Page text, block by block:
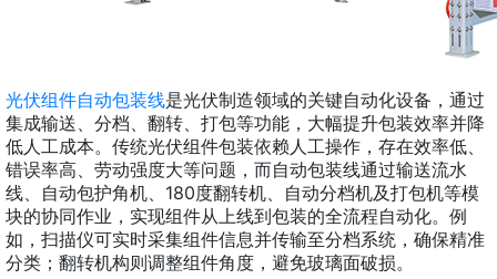
光伏组件自动包装线是光伏制造领域的关键自动化设备，通过
集成输送、分档、翻转、打包等功能，大幅提升包装效率并降
低人工成本。传统光伏组件包装依赖人工操作，存在效率低、
错误率高、劳动强度大等问题，而自动包装线通过输送流水
线、自动包护角机、180度翻转机、自动分档机及打包机等模
块的协同作业，实现组件从上线到包装的全流程自动化。例
如，扫描仪可实时采集组件信息并传输至分档系统，确保精准
分类；翻转机构则调整组件角度，避免玻璃面破损。